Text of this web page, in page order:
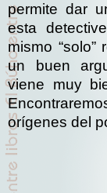
permite dar
esta
mismo
un buen
viene muy
orígenes del